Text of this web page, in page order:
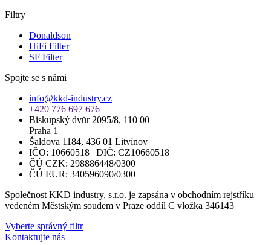
Filtry
Donaldson
HiFi Filter
SF Filter
Spojte se s námi
info@kkd-industry.cz
+420 776 697 676
Biskupský dvůr 2095/8, 110 00
Praha 1
Šaldova 1184, 436 01 Litvínov
IČO: 10660518 | DIČ: CZ10660518
ČÚ CZK: 298886448/0300
ČÚ EUR: 340596090/0300
Společnost KKD industry, s.r.o. je zapsána v obchodním rejstříku
vedeném Městským soudem v Praze oddíl C vložka 346143
Vyberte správný filtr
Kontaktujte nás